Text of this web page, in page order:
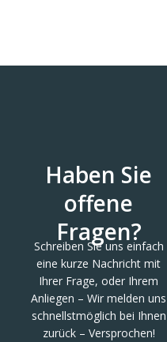
Haben Sie
offene
Fragen?
Schreiben Sie uns einfach
eine kurze Nachricht mit
Ihrer Frage, oder Ihrem
Anliegen – Wir melden uns
schnellstmöglich bei Ihnen
zurück – Versprochen!